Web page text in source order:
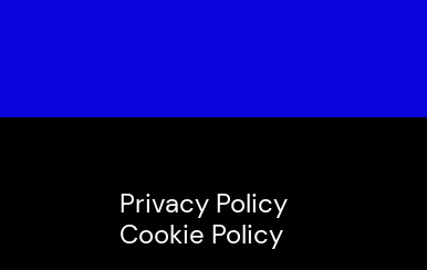
Privacy Policy
Cookie Policy